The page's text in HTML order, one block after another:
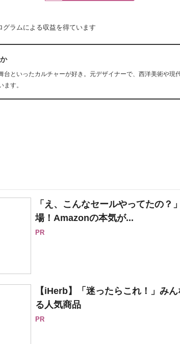
ラムによる収益を得ています
台といったカルチャーが好き。元デザイナーで、西洋美術や現
ます。
「え、こんなセールやってたの？
場！Amazonの本気が...
PR
【iHerb】「迷ったらこれ！」み
る人気商品
PR